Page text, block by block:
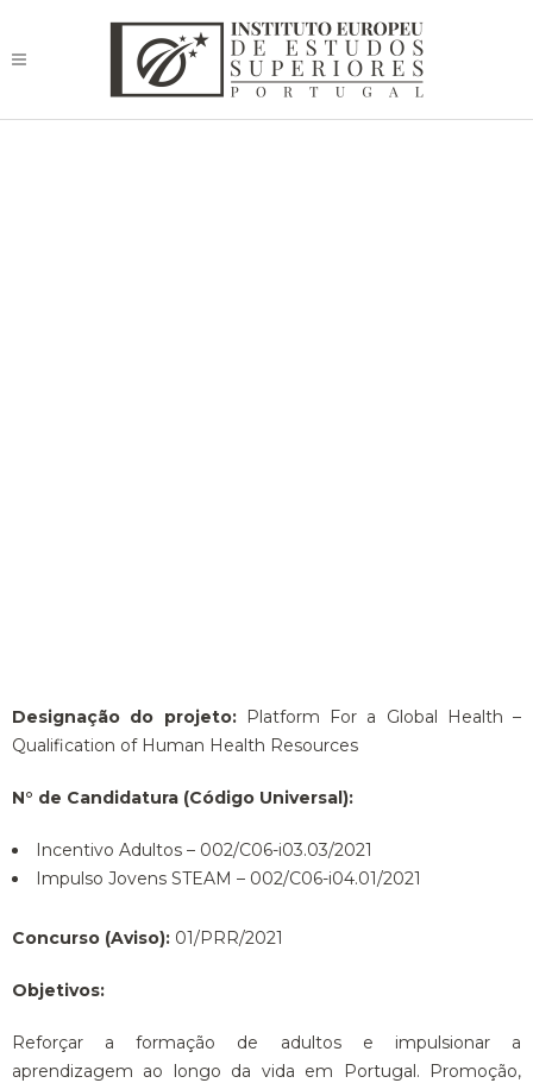
Designação do projeto:Platform For a Global Health –
Qualification of Human Health Resources
N° de Candidatura (Código Universal):
Incentivo Adultos – 002/C06-i03.03/2021
Impulso Jovens STEAM – 002/C06-i04.01/2021
Concurso (Aviso): 01/PRR/2021
Objetivos:
Reforçar a formação de adultos e impulsionar a
aprendizagem ao longo da vida em Portugal. Promoção,